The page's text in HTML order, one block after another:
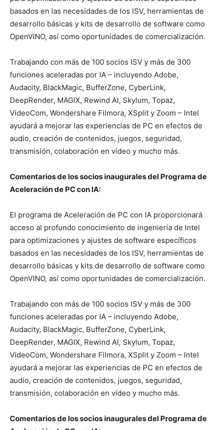
basados en las necesidades de los ISV, herramientas de
desarrollo básicas y kits de desarrollo de software como
OpenVINO, así como oportunidades de comercialización.
Trabajando con más de 100 socios ISV y más de 300
funciones aceleradas por IA – incluyendo Adobe,
Audacity, BlackMagic, BufferZone, CyberLink,
DeepRender, MAGIX, Rewind AI, Skylum, Topaz,
VideoCom, Wondershare Filmora, XSplit y Zoom – Intel
ayudará a mejorar las experiencias de PC en efectos de
audio, creación de contenidos, juegos, seguridad,
transmisión, colaboración en vídeo y mucho más.
Comentarios de los socios inaugurales del Programa de
Aceleración de PC con IA:
El programa de Aceleración de PC con IA proporcionará
acceso al profundo conocimiento de ingeniería de Intel
para optimizaciones y ajustes de software específicos
basados en las necesidades de los ISV, herramientas de
desarrollo básicas y kits de desarrollo de software como
OpenVINO, así como oportunidades de comercialización.
Trabajando con más de 100 socios ISV y más de 300
funciones aceleradas por IA – incluyendo Adobe,
Audacity, BlackMagic, BufferZone, CyberLink,
DeepRender, MAGIX, Rewind AI, Skylum, Topaz,
VideoCom, Wondershare Filmora, XSplit y Zoom – Intel
ayudará a mejorar las experiencias de PC en efectos de
audio, creación de contenidos, juegos, seguridad,
transmisión, colaboración en vídeo y mucho más.
Comentarios de los socios inaugurales del Programa de